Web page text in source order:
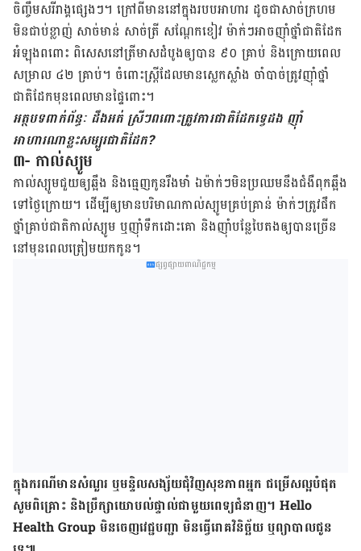
ចិញ្ចឹម​សរីរាង្គ​ផ្សេងៗ។ ក្រៅ​ពី​មាន​នៅ​ក្នុង​របប​អាហារ ដូចជា​សាច់​ក្រហម​
មិន​ជាប់​ខ្លាញ់ សាច់​មាន់ សាច់ត្រី សណ្តែក​ខៀវ ម៉ាក់ៗ​អាច​ញ៉ាំ​ថ្នាំ​ជាតិ​ដែក​
អំឡុង​ពពោះ ពិសេស​នៅ​ត្រីមាស​ដំបូង​ឲ្យ​បាន ៩០ គ្រាប់ និង​ក្រោយ​ពេល​
សម្រាល ៤២ គ្រាប់។ ចំពោះ​ស្ត្រី​ដែល​មាន​ស្លេក​ស្លាំង ចាំបាច់​ត្រូវ​ញ៉ាំ​ថ្នាំ​
ជាតិ​ដែក​មុន​ពេល​មាន​ផ្ទៃ​ពោះ។
អត្ថបទពាក់ព័ន្ធៈ ដឹងអត់ ស្រីៗពពោះត្រូវការជាតិដែកទ្វេដង ញ៉ាំ
អាហារណាខ្លះសម្បូរជាតិដែក?
៣- កាល់ស្យូម
កាល់ស្យូម​ជួយ​ឲ្យ​ឆ្អឹង និង​ធ្មេញ​កូន​រឹងមាំ ឯ​ម៉ាក់ៗ​មិន​ប្រឈម​នឹង​ជំងឺ​ពុក​ឆ្អឹង​
ទៅ​ថ្ងៃ​ក្រោយ។ ដើម្បី​ឲ្យ​មាន​បរិមាណ​កាល់ស្យូម​គ្រប់​គ្រាន់ ម៉ាក់ៗ​ត្រូវ​ផឹក​
ថ្នាំគ្រាប់​ជាតិ​កាល់​ស្យូម ឬ​ញ៉ាំ​ទឹក​ដោះ​គោ និងញ៉ាំ​បន្លែ​បៃតង​ឲ្យ​បាន​ច្រើន ​
នៅ​មុន​ពេល​ត្រៀម​យក​កូន។
ផ្សព្វផ្សាយពាណិជ្ជកម្ម
ក្នុង​ករណី​មាន​សំណួរ ឬ​មន្ទិលសង្ស័យ​ជុំវិញ​សុខភាព​អ្នក ជម្រើស​ល្អ​បំផុត
សូម​ពិគ្រោះ និង​ប្រឹក្សា​យោបល់​ផ្ទាល់​ជាមួយ​ពេទ្យ​ជំនាញ។ Hello
Health Group មិន​ចេញ​វេជ្ជបញ្ជា មិន​ធ្វើ​រោគវិនិច្ឆ័យ ឬ​ព្យាបាល​ជូន​